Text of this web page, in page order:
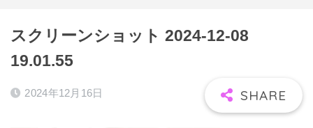
スクリーンショット 2024-12-08
19.01.55
2024年12月16日